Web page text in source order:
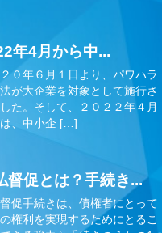
年4月から中...
０年６月１日より、パワハラ
が大企業を対象として施行さ
た。そして、２０２２年４月
、中小企 […]
督促とは？手続き...
促手続きは、債権者にとって
権利を実現するためにとるこ